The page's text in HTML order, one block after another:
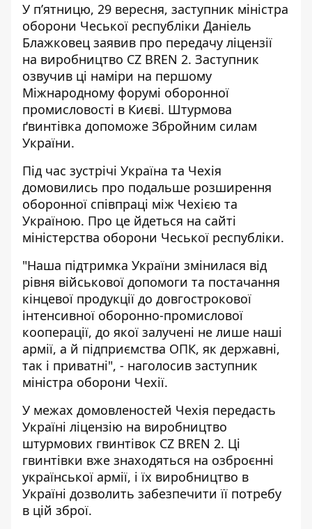
У п’ятницю, 29 вересня, заступник міністра
оборони Чеської республіки Даніель
Блажковец заявив про передачу ліцензії
на виробництво CZ BREN 2. Заступник
озвучив ці наміри на першому
Міжнародному форумі оборонної
промисловості в Києві. Штурмова
ґвинтівка допоможе Збройним силам
України.
Під час зустрічі Україна та Чехія
домовились про подальше розширення
оборонної співпраці між Чехією та
Україною. Про це йдеться на сайті
міністерства оборони Чеської республіки.
"Наша підтримка України змінилася від
рівня військової допомоги та постачання
кінцевої продукції до довгострокової
інтенсивної оборонно-промислової
кооперації, до якої залучені не лише наші
армії, а й підприємства ОПК, як державні,
так і приватні", - наголосив заступник
міністра оборони Чехії.
У межах домовленостей Чехія передасть
Україні ліцензію на виробництво
штурмових гвинтівок CZ BREN 2. Ці
гвинтівки вже знаходяться на озброєнні
української армії, і їх виробництво в
Україні дозволить забезпечити її потребу
в цій зброї.